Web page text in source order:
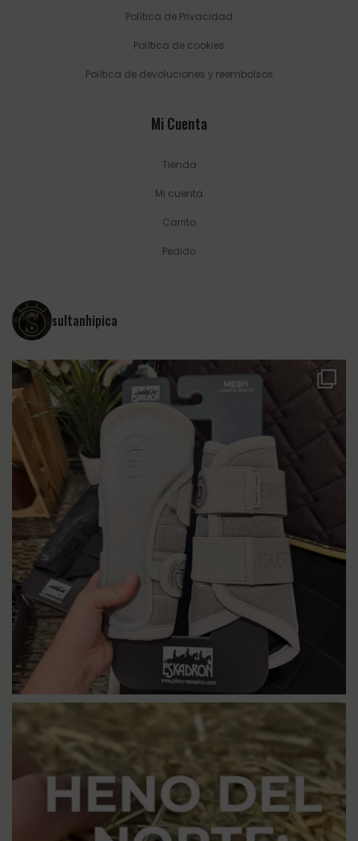
Política de Privacidad
Política de cookies
Política de devoluciones y reembolsos
Mi Cuenta
Tienda
Mi cuenta
Carrito
Pedido
sultanhipica